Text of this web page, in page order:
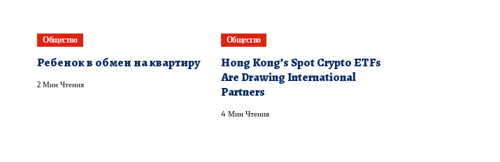
Общество
Ребенок в обмен на квартиру
2 Мин Чтения
Общество
Hong Kong’s Spot Crypto ETFs
Are Drawing International
Partners
4 Мин Чтения